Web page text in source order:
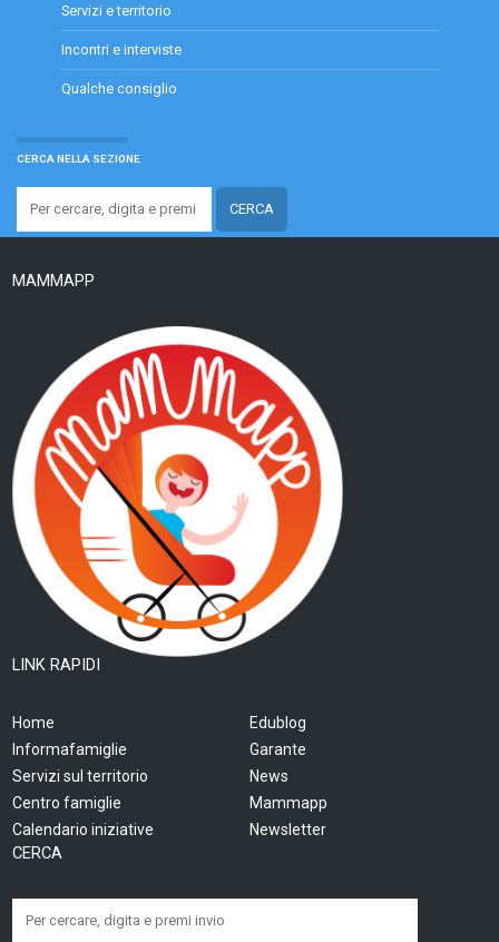
Servizi e territorio
Incontri e interviste
Qualche consiglio
CERCA NELLA SEZIONE
MAMMAPP
LINK RAPIDI
Home
Informafamiglie
Servizi sul territorio
Centro famiglie
Calendario iniziative
Edublog
Garante
News
Mammapp
Newsletter
CERCA